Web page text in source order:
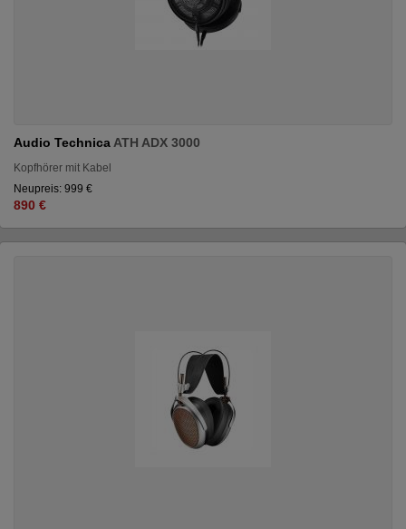
Audio Technica ATH ADX 3000
Kopfhörer mit Kabel
Neupreis: 999 €
890 €